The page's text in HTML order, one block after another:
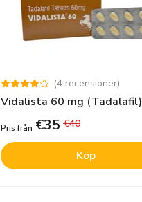
(4 recensioner)
Vidalista 60 mg (Tadalafil)
Pris från €35 €40
Köp